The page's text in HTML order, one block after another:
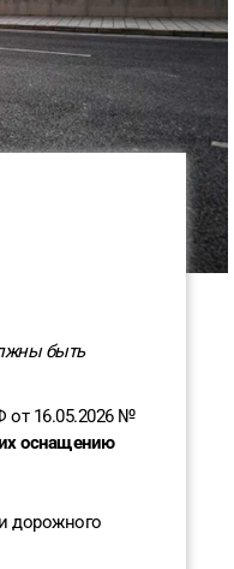
быть
от 16.05.2026 №
оснащению
дорожного